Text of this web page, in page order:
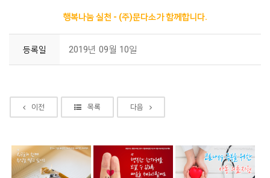
행복나눔 실천 - (주)문다소가 함께합니다.
등록일 2019년 09월 10일
이전 목록 다음